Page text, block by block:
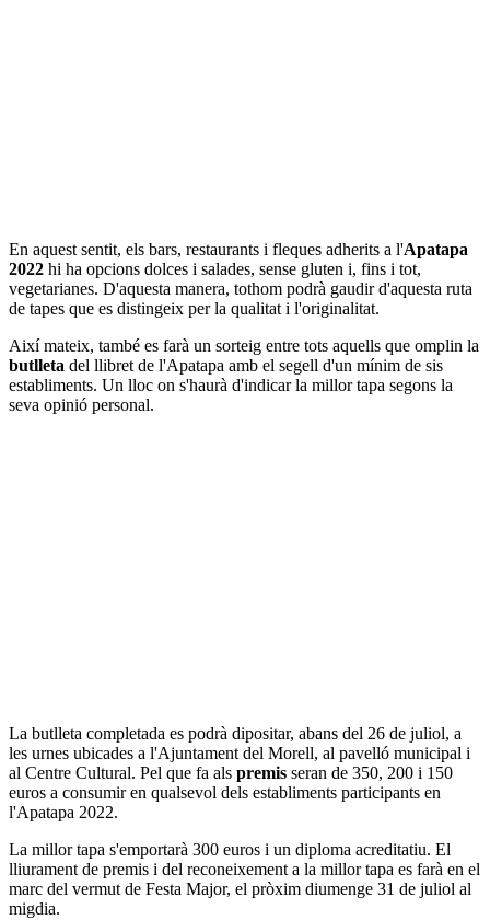
En aquest sentit, els bars, restaurants i fleques adherits a l'Apatapa
2022 hi ha opcions dolces i salades, sense gluten i, fins i tot,
vegetarianes. D'aquesta manera, tothom podrà gaudir d'aquesta ruta
de tapes que es distingeix per la qualitat i l'originalitat.
Així mateix, també es farà un sorteig entre tots aquells que omplin la
butlleta del llibret de l'Apatapa amb el segell d'un mínim de sis
establiments. Un lloc on s'haurà d'indicar la millor tapa segons la
seva opinió personal.
La butlleta completada es podrà dipositar, abans del 26 de juliol, a
les urnes ubicades a l'Ajuntament del Morell, al pavelló municipal i
al Centre Cultural. Pel que fa als premis seran de 350, 200 i 150
euros a consumir en qualsevol dels establiments participants en
l'Apatapa 2022.
La millor tapa s'emportarà 300 euros i un diploma acreditatiu. El
lliurament de premis i del reconeixement a la millor tapa es farà en el
marc del vermut de Festa Major, el pròxim diumenge 31 de juliol al
migdia.